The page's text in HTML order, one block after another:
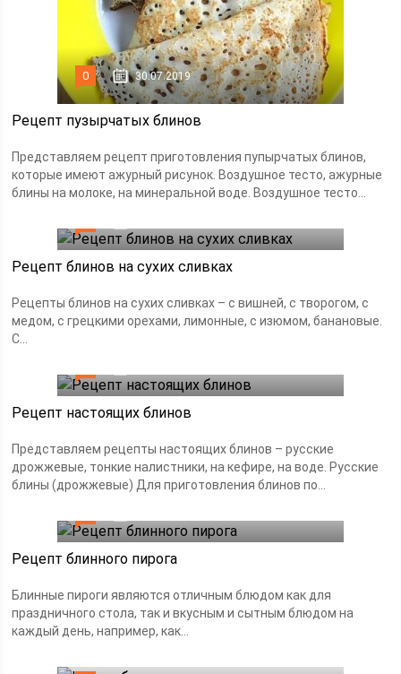
0 30.07.2019
Рецепт пузырчатых блинов
Представляем рецепт приготовления пупырчатых блинов,
которые имеют ажурный рисунок. Воздушное тесто, ажурные
блины на молоке, на минеральной воде. Воздушное тесто...
Рецепт блинов на сухих сливках
Рецепты блинов на сухих сливках – с вишней, с творогом, с
медом, с грецкими орехами, лимонные, с изюмом, банановые.
С...
Рецепт настоящих блинов
Представляем рецепты настоящих блинов – русские
дрожжевые, тонкие налистники, на кефире, на воде. Русские
блины (дрожжевые) Для приготовления блинов по...
Рецепт блинного пирога
Блинные пироги являются отличным блюдом как для
праздничного стола, так и вкусным и сытным блюдом на
каждый день, например, как...